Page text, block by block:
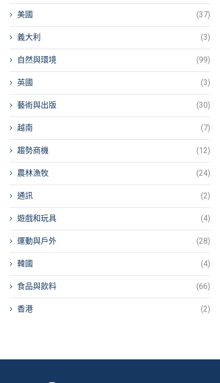
美國 (37)
義大利 (3)
自然與環境 (99)
英國 (3)
藝術與出版 (30)
越南 (7)
趨勢商機 (12)
農林漁牧 (24)
通訊 (2)
遊戲和玩具 (4)
運動與戶外 (28)
韓國 (4)
食品與飲料 (66)
香港 (2)